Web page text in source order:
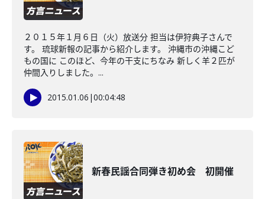
２０１５年１月６日（火）放送分 担当は伊狩典子さんで
す。 琉球新報の記事から紹介します。 沖縄市の沖縄こど
もの国に このほど、今年の干支にちなみ 新しく羊２匹が
仲間入りしました。...
2015.01.06 |00:04:48
新春民謡合同弾き初め会 初開催